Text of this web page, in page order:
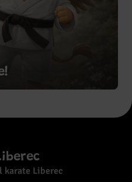
karate Liberec